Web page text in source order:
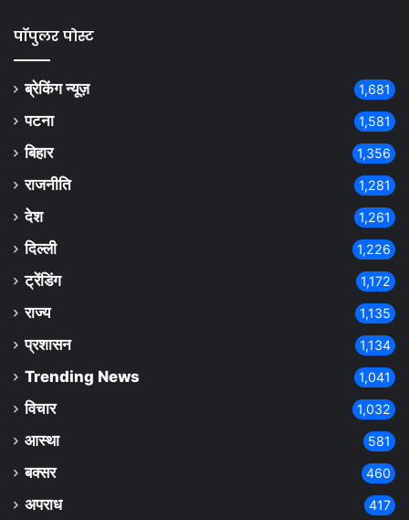
पॉपुलर पोस्ट
ब्रेकिंग न्यूज़ 1,681
पटना 1,581
बिहार 1,356
राजनीति 1,281
देश 1,261
दिल्ली 1,226
ट्रेंडिंग 1,172
राज्य 1,135
प्रशासन 1,134
Trending News 1,041
विचार 1,032
आस्था 581
बक्सर 460
अपराध 417